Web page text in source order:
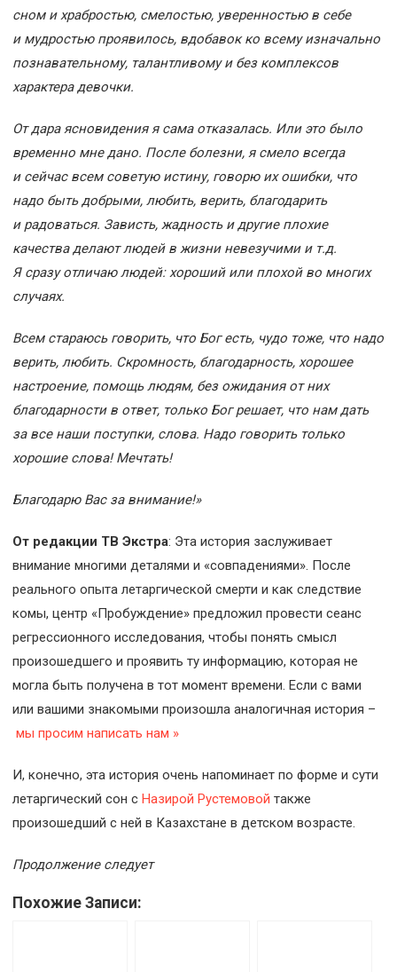
сном и храбростью, смелостью, уверенностью в себе
и мудростью проявилось, вдобавок ко всему изначально
познавательному, талантливому и без комплексов
характера девочки.
От дара ясновидения я сама отказалась. Или это было
временно мне дано. После болезни, я смело всегда
и сейчас всем советую истину, говорю их ошибки, что
надо быть добрыми, любить, верить, благодарить
и радоваться. Зависть, жадность и другие плохие
качества делают людей в жизни невезучими и т.д.
Я сразу отличаю людей: хороший или плохой во многих
случаях.
Всем стараюсь говорить, что Бог есть, чудо тоже, что надо
верить, любить. Скромность, благодарность, хорошее
настроение, помощь людям, без ожидания от них
благодарности в ответ, только Бог решает, что нам дать
за все наши поступки, слова. Надо говорить только
хорошие слова! Мечтать!
Благодарю Вас за внимание!»
От редакции ТВ Экстра: Эта история заслуживает
внимание многими деталями и «совпадениями». После
реального опыта летаргической смерти и как следствие
комы, центр «Пробуждение» предложил провести сеанс
регрессионного исследования, чтобы понять смысл
произошедшего и проявить ту информацию, которая не
могла быть получена в тот момент времени. Если с вами
или вашими знакомыми произошла аналогичная история –
мы просим написать нам »
И, конечно, эта история очень напоминает по форме и сути
летаргический сон с Назирой Рустемовой также
произошедший с ней в Казахстане в детском возрасте.
Продолжение следует
Похожие Записи: